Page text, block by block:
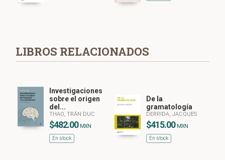
LIBROS RELACIONADOS
Investigaciones
sobre el origen
del...
THAO, TRÁN DUC
$482.00 MXN
En stock
De la
gramatología
DERRIDA, JACQUES
$415.00 MXN
En stock